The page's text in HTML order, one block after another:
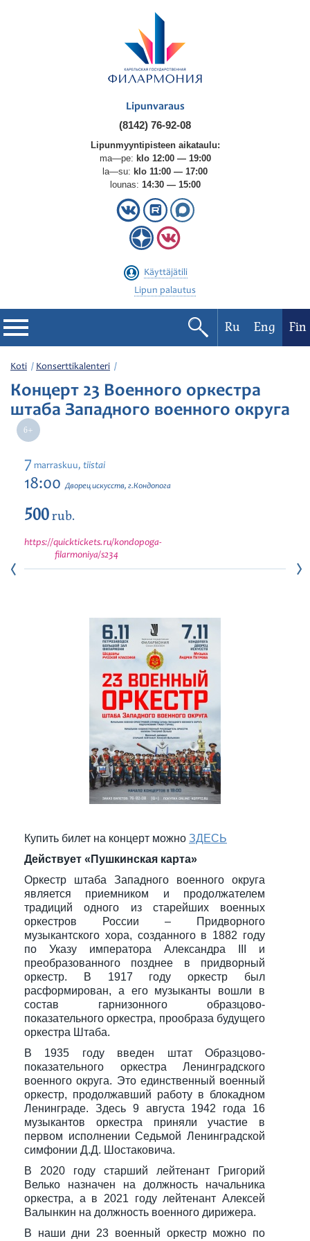
Lipunvaraus
(8142) 76-92-08
Lipunmyyntipisteen aikataulu:
ma—pe: klo 12:00 — 19:00
la—su: klo 11:00 — 17:00
lounas: 14:30 — 15:00
Käyttäjätili
Lipun palautus
Filharmonia
Konserttikalenteri
Festivaalit
Ru Eng Fin
Koti Konserttikalenteri
Концерт 23 Военного оркестра
штаба Западного военного округа
7 marraskuu, tiistai
18:00 Дворец искусств, г.Кондопога
500rub.
https://quicktickets.ru/kondopoga-
filarmoniya/s234
Купить билет на концерт можно ЗДЕСЬ
Действует «Пушкинская карта»
Оркестр штаба Западного военного округа
является приемником и продолжателем
традиций одного из старейших военных
оркестров России – Придворного
музыкантского хора, созданного в 1882 году
по Указу императора Александра III и
преобразованного позднее в придворный
оркестр. В 1917 году оркестр был
расформирован, а его музыканты вошли в
состав гарнизонного образцово-
показательного оркестра, прообраза будущего
оркестра Штаба.
В 1935 году введен штат Образцово-
показательного оркестра Ленинградского
военного округа. Это единственный военный
оркестр, продолжавший работу в блокадном
Ленинграде. Здесь 9 августа 1942 года 16
музыкантов оркестра приняли участие в
первом исполнении Седьмой Ленинградской
симфонии Д.Д. Шостаковича.
В 2020 году старший лейтенант Григорий
Велько назначен на должность начальника
оркестра, а в 2021 году лейтенант Алексей
Валынкин на должность военного дирижера.
В наши дни 23 военный оркестр можно по